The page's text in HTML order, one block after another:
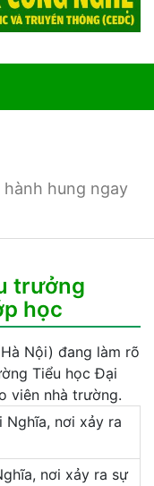
hung ngay
trưởng
học
Nội) đang làm rõ
Tiểu học Đại
viên nhà trường.
nơi xảy ra sự